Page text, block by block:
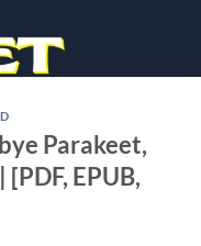
Parakeet,
EPUB,